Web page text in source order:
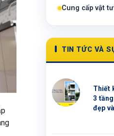
Cung cấp vật
TIN TỨC VÀ
Thiết
3
đẹp